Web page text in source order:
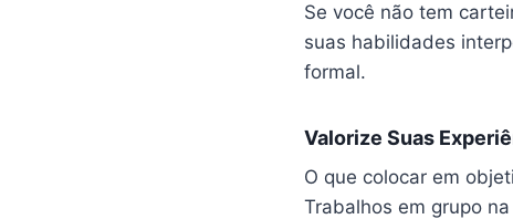
Se você não tem
suas habilidades
formal.
Valorize Suas
O que colocar em
Trabalhos em grupo